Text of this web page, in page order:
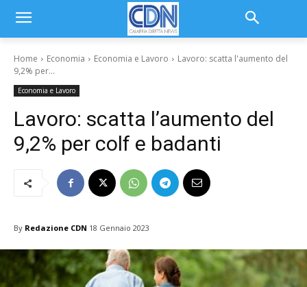
Home Economia Economia e Lavoro
Lavoro: scatta l'aumento del
9,2% per...
Economia e Lavoro
Lavoro: scatta l’aumento del
9,2% per colf e badanti
By Redazione CDN 18 Gennaio 2023